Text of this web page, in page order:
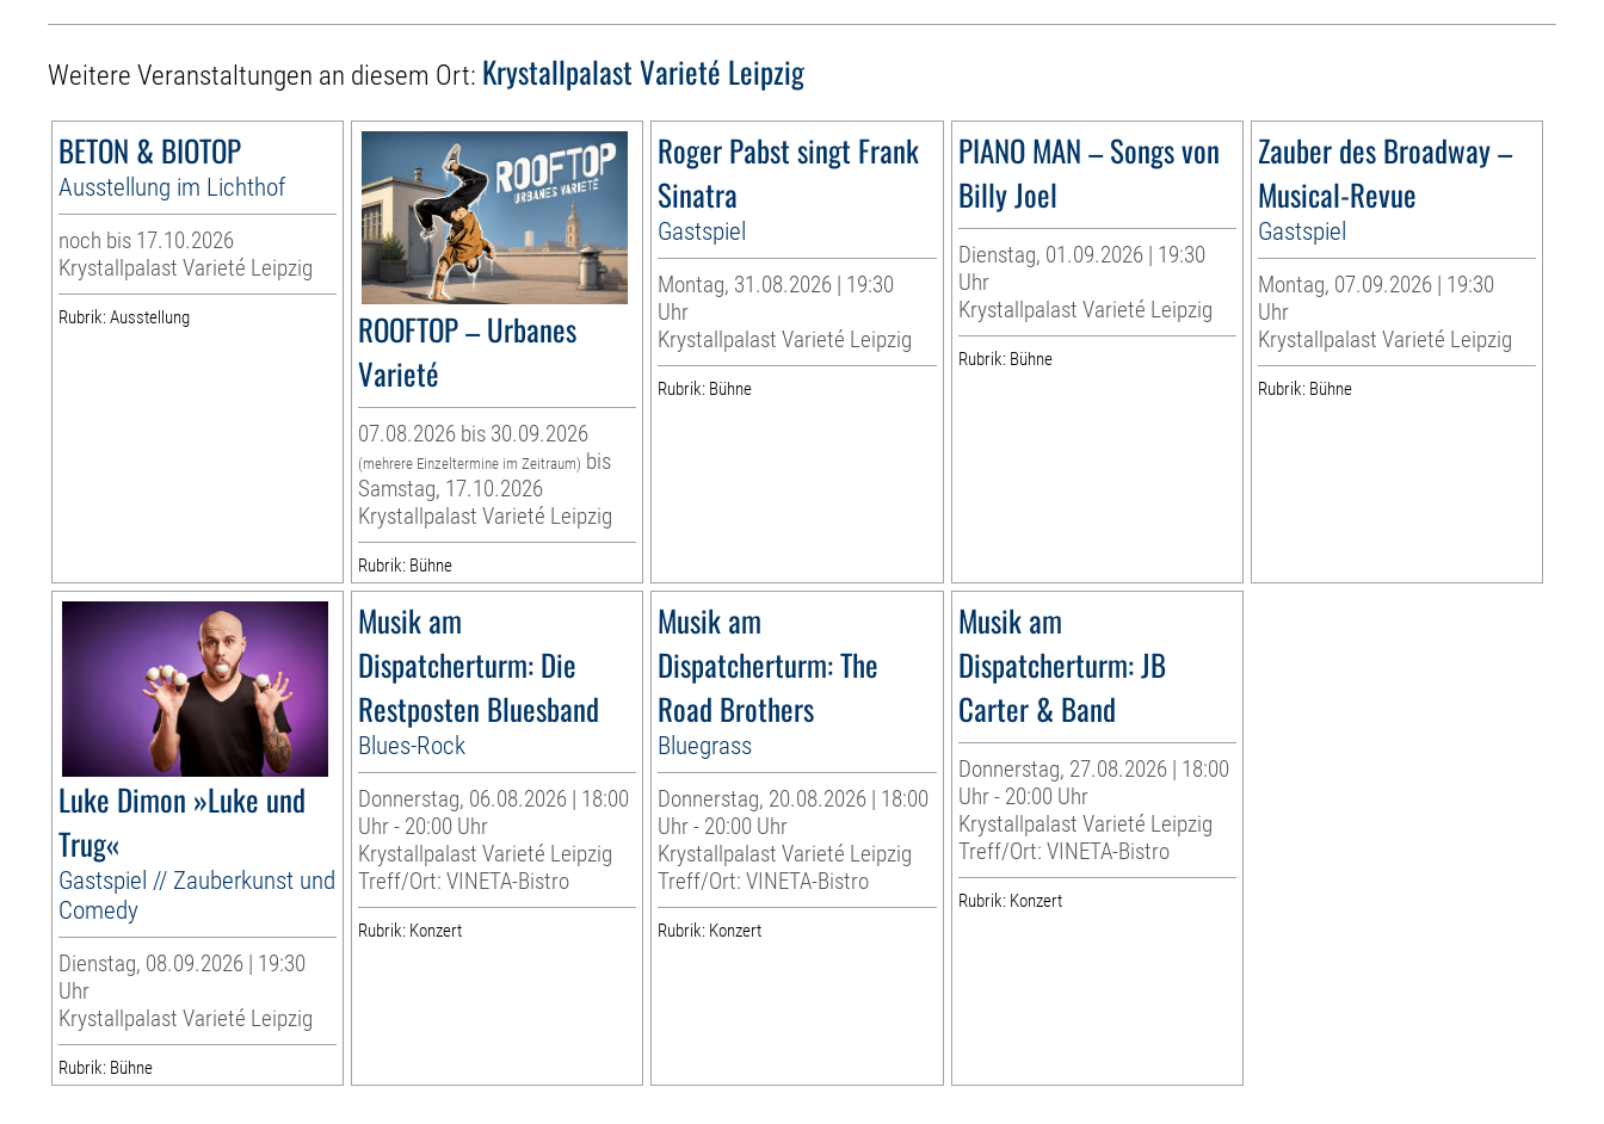
Weitere Veranstaltungen an diesem Ort: Krystallpalast Varieté Leipzig
BETON & BIOTOP
Ausstellung im Lichthof
noch bis 17.10.2026
Krystallpalast Varieté Leipzig
Rubrik: Ausstellung
ROOFTOP – Urbanes
Varieté
07.08.2026 bis 30.09.2026
(mehrere Einzeltermine im Zeitraum) bis
Samstag, 17.10.2026
Krystallpalast Varieté Leipzig
Rubrik: Bühne
Roger Pabst singt Frank
Sinatra
Gastspiel
Montag, 31.08.2026 | 19:30
Uhr
Krystallpalast Varieté Leipzig
Rubrik: Bühne
PIANO MAN – Songs von
Billy Joel
Dienstag, 01.09.2026 | 19:30
Uhr
Krystallpalast Varieté Leipzig
Rubrik: Bühne
Zauber des Broadway –
Musical-Revue
Gastspiel
Montag, 07.09.2026 | 19:30
Uhr
Krystallpalast Varieté Leipzig
Rubrik: Bühne
Luke Dimon »Luke und
Trug«
Gastspiel // Zauberkunst und
Comedy
Dienstag, 08.09.2026 | 19:30
Uhr
Krystallpalast Varieté Leipzig
Rubrik: Bühne
Musik am
Dispatcherturm: Die
Restposten Bluesband
Blues-Rock
Donnerstag, 06.08.2026 | 18:00
Uhr - 20:00 Uhr
Krystallpalast Varieté Leipzig
Treff/Ort: VINETA-Bistro
Rubrik: Konzert
Musik am
Dispatcherturm: The
Road Brothers
Bluegrass
Donnerstag, 20.08.2026 | 18:00
Uhr - 20:00 Uhr
Krystallpalast Varieté Leipzig
Treff/Ort: VINETA-Bistro
Rubrik: Konzert
Musik am
Dispatcherturm: JB
Carter & Band
Donnerstag, 27.08.2026 | 18:00
Uhr - 20:00 Uhr
Krystallpalast Varieté Leipzig
Treff/Ort: VINETA-Bistro
Rubrik: Konzert